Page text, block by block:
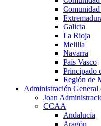
Comunidad
Galicia
La Rioja
Melilla
Navarra
País Vasco
Principado
Región de
Administración General
Joan
CCAA
Andalucía
Aragón